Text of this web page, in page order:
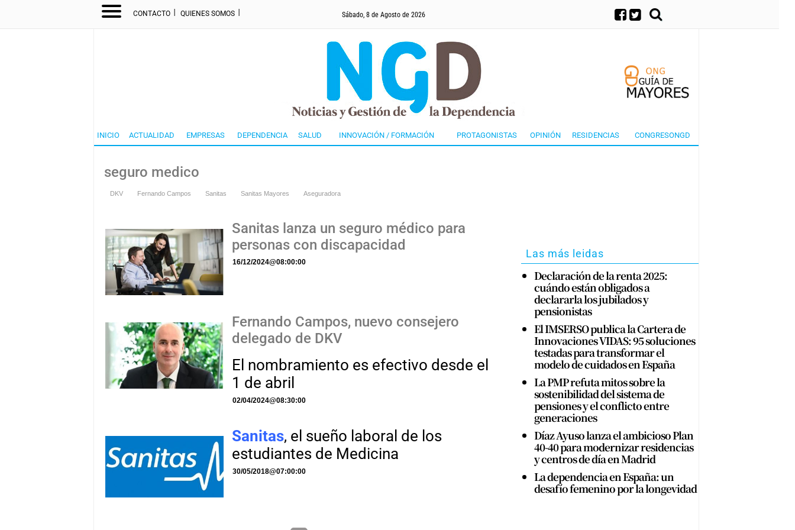
CONTACTO I QUIENES SOMOS I Sábado, 8 de Agosto de 2026
INICIO ACTUALIDAD EMPRESAS DEPENDENCIA SALUD INNOVACIÓN / FORMACIÓN PROTAGONISTAS OPINIÓN RESIDENCIAS CONGRESONGD
seguro medico
DKV Fernando Campos Sanitas Sanitas Mayores Aseguradora
Sanitas lanza un seguro médico para
personas con discapacidad
16/12/2024@08:00:00
Fernando Campos, nuevo consejero
delegado de DKV
El nombramiento es efectivo desde el
1 de abril
02/04/2024@08:30:00
Sanitas, el sueño laboral de los
estudiantes de Medicina
30/05/2018@07:00:00
Las más leidas
Declaración de la renta 2025:
cuándo están obligados a
declararla los jubilados y
pensionistas
El IMSERSO publica la Cartera de
Innovaciones VIDAS: 95 soluciones
testadas para transformar el
modelo de cuidados en España
La PMP refuta mitos sobre la
sostenibilidad del sistema de
pensiones y el conflicto entre
generaciones
Díaz Ayuso lanza el ambicioso Plan
40-40 para modernizar residencias
y centros de día en Madrid
La dependencia en España: un
desafío femenino por la longevidad